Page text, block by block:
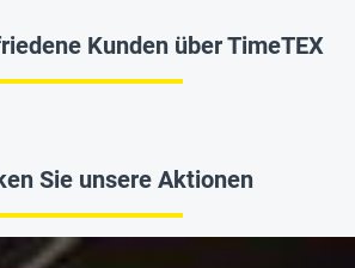
Kunden über TimeTEX
Sie unsere Aktionen